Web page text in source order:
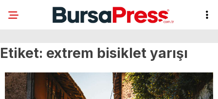
Etiket: extrem bisiklet yarışı